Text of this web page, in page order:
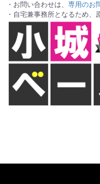
・お問い合わせは、 専用のお
・自宅兼事務所となるため、